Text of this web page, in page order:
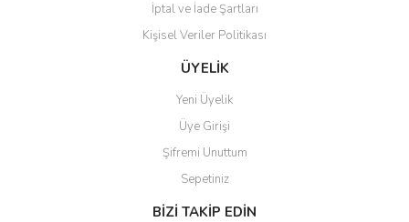
İptal ve İade Şartları
Kişisel Veriler Politikası
ÜYELİK
Yeni Üyelik
Üye Girişi
Şifremi Unuttum
Sepetiniz
BİZİ TAKİP EDİN